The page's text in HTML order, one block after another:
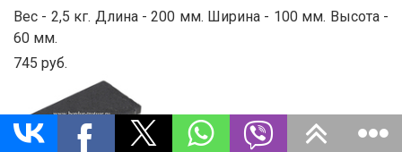
Вес - 2,5 кг. Длина - 200 мм. Ширина - 100 мм. Высота -
60 мм.
745 руб.